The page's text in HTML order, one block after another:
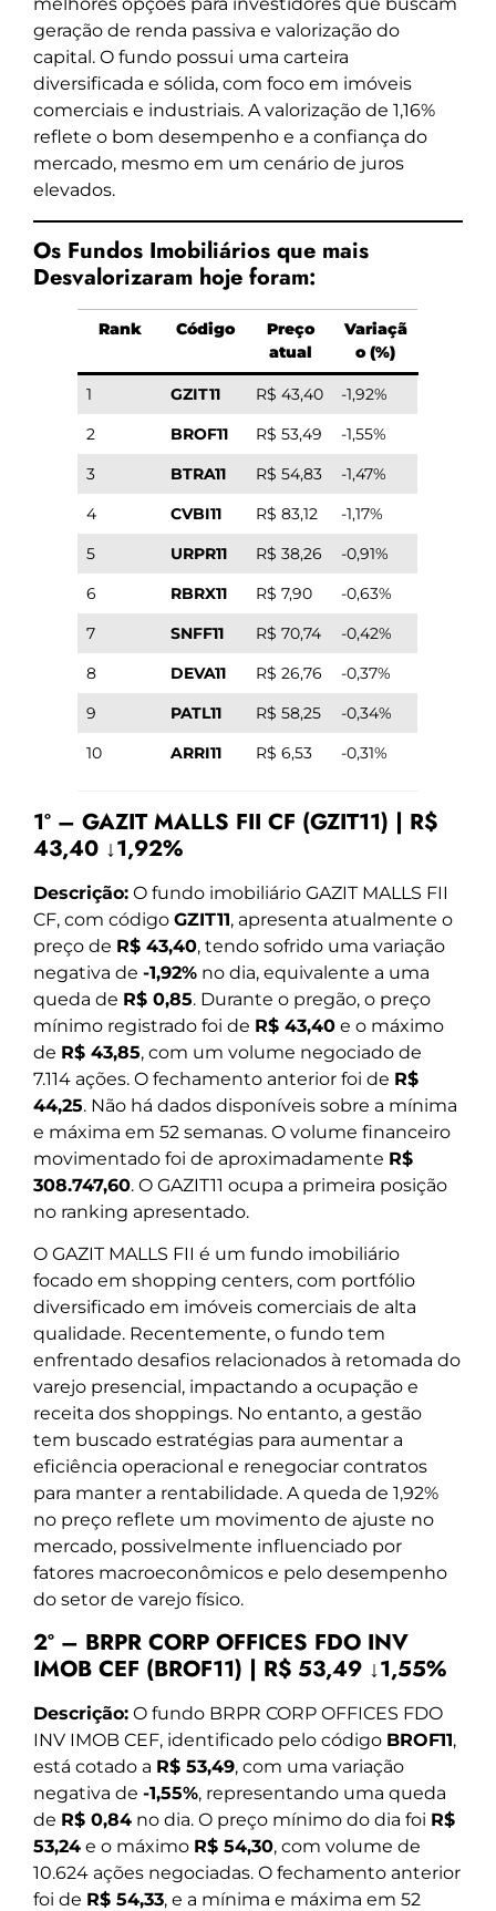
geração de renda passiva e valorização do
capital. O fundo possui uma carteira
diversificada e sólida, com foco em imóveis
comerciais e industriais. A valorização de 1,16%
reflete o bom desempenho e a confiança do
mercado, mesmo em um cenário de juros
elevados.
Os Fundos Imobiliários que mais
Desvalorizaram hoje foram:
Rank Código
Preço
atual
Variaçã
o (%)
1 GZIT11 R$ 43,40
-1,92%
2
BROF11 R$ 53,49
-1,55%
3
BTRA11 R$ 54,83
-1,47%
4
CVBI11 R$ 83,12
-1,17%
5
URPR11 R$ 38,26
-0,91%
6
RBRX11 R$ 7,90
-0,63%
7
SNFF11 R$ 70,74
-0,42%
8
DEVA11 R$ 26,76
-0,37%
9
PATL11 R$ 58,25
-0,34%
10
ARRI11 R$ 6,53 -0,31%
1º – GAZIT MALLS FII CF (GZIT11) | R$
43,40 ↓1,92%
Descrição: O fundo imobiliário GAZIT MALLS FII
CF, com código GZIT11, apresenta atualmente o
preço de R$ 43,40, tendo sofrido uma variação
negativa de -1,92% no dia, equivalente a uma
queda de R$ 0,85. Durante o pregão, o preço
mínimo registrado foi de R$ 43,40 e o máximo
de R$ 43,85, com um volume negociado de
7.114 ações. O fechamento anterior foi de R$
44,25. Não há dados disponíveis sobre a mínima
e máxima em 52 semanas. O volume financeiro
movimentado foi de aproximadamente R$
308.747,60. O GAZIT11 ocupa a primeira posição
no ranking apresentado.
O GAZIT MALLS FII é um fundo imobiliário
focado em shopping centers, com portfólio
diversificado em imóveis comerciais de alta
qualidade. Recentemente, o fundo tem
enfrentado desafios relacionados à retomada do
varejo presencial, impactando a ocupação e
receita dos shoppings. No entanto, a gestão
tem buscado estratégias para aumentar a
eficiência operacional e renegociar contratos
para manter a rentabilidade. A queda de 1,92%
no preço reflete um movimento de ajuste no
mercado, possivelmente influenciado por
fatores macroeconômicos e pelo desempenho
do setor de varejo físico.
2º – BRPR CORP OFFICES FDO INV
IMOB CEF (BROF11) | R$ 53,49 ↓1,55%
Descrição: O fundo BRPR CORP OFFICES FDO
INV IMOB CEF, identificado pelo código BROF11,
está cotado a R$ 53,49, com uma variação
negativa de -1,55%, representando uma queda
de R$ 0,84 no dia. O preço mínimo do dia foi R$
53,24 e o máximo R$ 54,30, com volume de
10.624 ações negociadas. O fechamento anterior
foi de R$ 54,33, e a mínima e máxima em 52